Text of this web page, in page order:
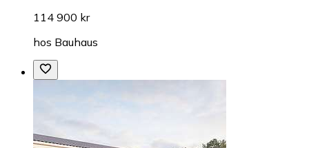
114 900 kr
hos Bauhaus